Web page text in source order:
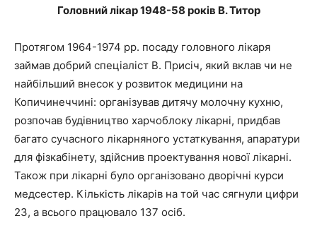
Головний лікар 1948-58 років В. Титор
Протягом 1964-1974 рр. посаду головного лікаря
займав добрий спеціаліст В. Присіч, який вклав чи не
найбільший внесок у розвиток медицини на
Копичинеччині: організував дитячу молочну кухню,
розпочав будівництво харчоблоку лікарні, придбав
багато сучасного лікарняного устаткування, апаратури
для фізкабінету, здійснив проектування нової лікарні.
Також при лікарні було організовано дворічні курси
медсестер. Кількість лікарів на той час сягнули цифри
23, а всього працювало 137 осіб.